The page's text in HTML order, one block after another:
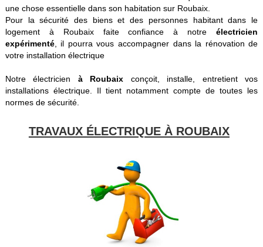
une chose essentielle dans son habitation sur Roubaix.
Pour la sécurité des biens et des personnes habitant dans le
logement à Roubaix faite confiance à notre électricien
expérimenté, il pourra vous accompagner dans la rénovation de
votre installation électrique
Notre électricien à Roubaix conçoit, installe, entretient vos
installations électrique. Il tient notamment compte de toutes les
normes de sécurité.
TRAVAUX ÉLECTRIQUE À ROUBAIX